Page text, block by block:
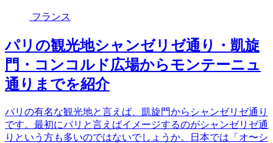
フランス
パリの観光地シャンゼリゼ通り・凱旋
門・コンコルド広場からモンテーニュ
通りまでを紹介
パリの有名な観光地と言えば、凱旋門からシャンゼリゼ通り
です。最初にパリと言えばイメージするのがシャンゼリゼ通
りという方も多いのではないでしょうか。日本では「オ〜シ